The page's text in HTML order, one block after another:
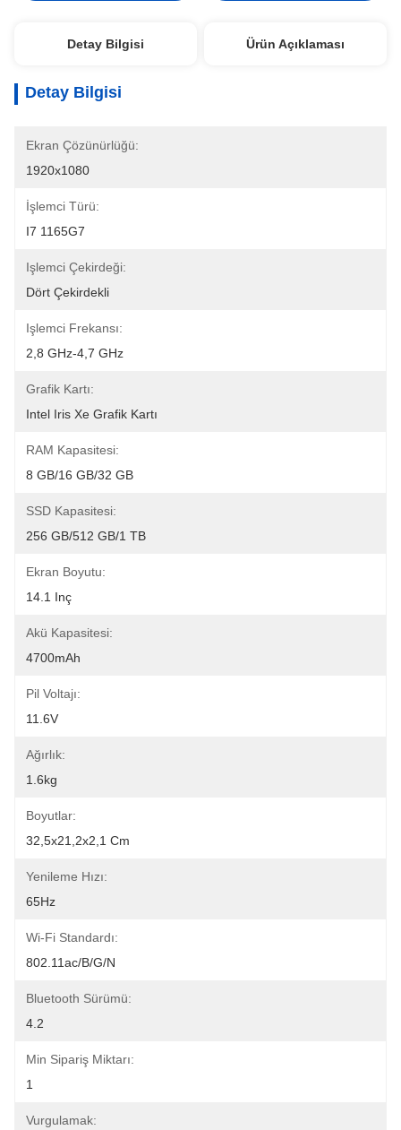
Detay Bilgisi Ürün Açıklaması
Detay Bilgisi
Ekran Çözünürlüğü:
1920x1080
İşlemci Türü:
I7 1165G7
Işlemci Çekirdeği:
Dört Çekirdekli
Işlemci Frekansı:
2,8 GHz-4,7 GHz
Grafik Kartı:
Intel Iris Xe Grafik Kartı
RAM Kapasitesi:
8 GB/16 GB/32 GB
SSD Kapasitesi:
256 GB/512 GB/1 TB
Ekran Boyutu:
14.1 Inç
Akü Kapasitesi:
4700mAh
Pil Voltajı:
11.6V
Ağırlık:
1.6kg
Boyutlar:
32,5x21,2x2,1 Cm
Yenileme Hızı:
65Hz
Wi-Fi Standardı:
802.11ac/b/g/n
Bluetooth Sürümü:
4.2
Min Sipariş Miktarı:
1
Vurgulamak: